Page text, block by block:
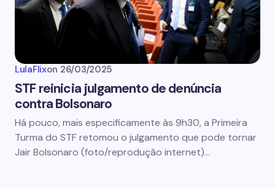
LulaFlixon 26/03/2025
STF reinicia julgamento de denúncia
contra Bolsonaro
Há pouco, mais especificamente às 9h30, a Primeira
Turma do STF retomou o julgamento que pode tornar
Jair Bolsonaro (foto/reprodução internet)…